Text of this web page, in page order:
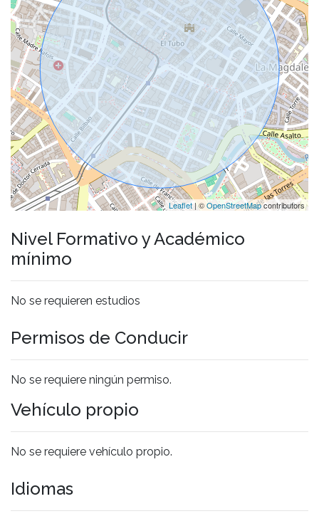
Leaflet| ©OpenStreetMapcontributors
Nivel Formativo y Académico
mínimo
No se requieren estudios
Permisos de Conducir
No se requiere ningún permiso.
Vehículo propio
No se requiere vehículo propio.
Idiomas